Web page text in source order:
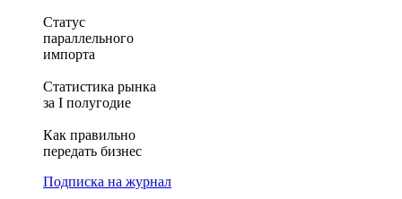
Статус
параллельного
импорта
Статистика рынка
за I полугодие
Как правильно
передать бизнес
Подписка на журнал